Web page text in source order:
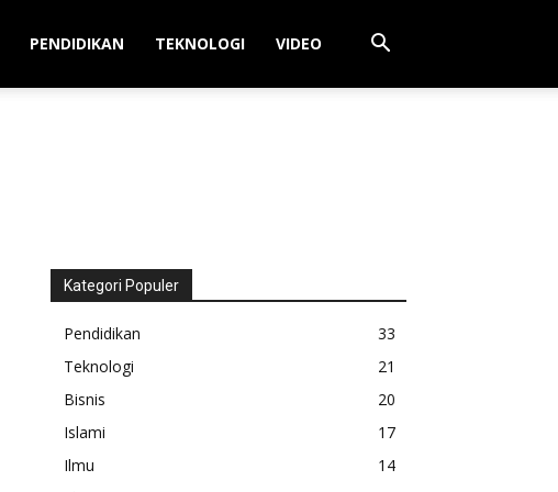
PENDIDIKAN TEKNOLOGI VIDEO
Kategori Populer
Pendidikan
33
Teknologi
21
Bisnis
20
Islami
17
Ilmu
14